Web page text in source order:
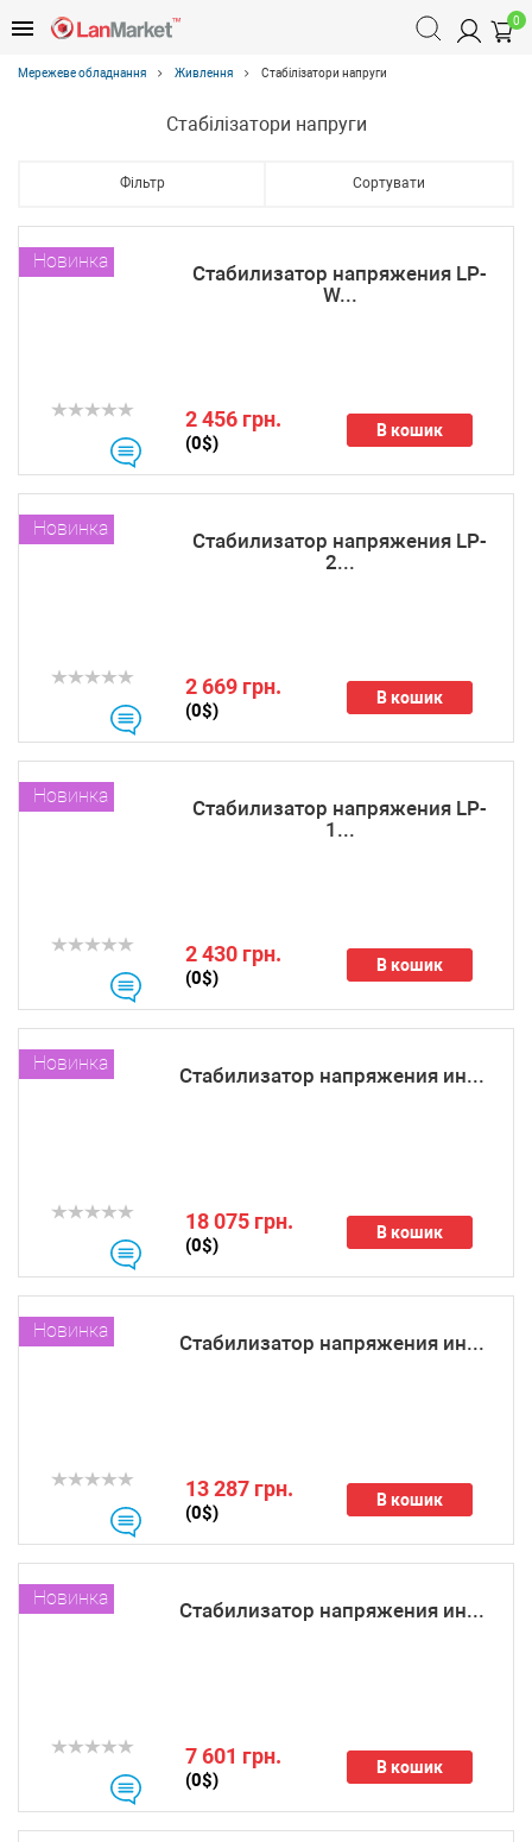
0
Мережеве обладнання Живлення Стабілізатори напруги
Стабілізатори напруги
Фільтр Сортувати
Стабилизатор напряжения LP-
W...
Новинка
2 456 грн.
(0$)
В кошик
Стабилизатор напряжения LP-
2...
Новинка
2 669 грн.
(0$)
В кошик
Стабилизатор напряжения LP-
1...
Новинка
2 430 грн.
(0$)
В кошик
Стабилизатор напряжения ин...
Новинка
18 075 грн.
(0$)
В кошик
Стабилизатор напряжения ин...
Новинка
13 287 грн.
(0$)
В кошик
Стабилизатор напряжения ин...
Новинка
7 601 грн.
(0$)
В кошик